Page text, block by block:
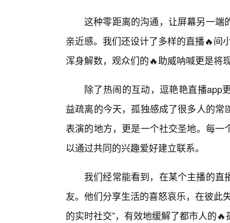
这种零距离的沟通，让屏幕另一端
亲近感。我们还设计了多样的直播🔥间
浑身解数，观众们的🔥助威呐喊更是将
除了热闹的互动，逗艳艳直播app
益疏离的今天，孤独感成了很多人的
表演的地方，更是一个社交圣地。每
以通过共同的兴趣爱好建立联系。
我们经常能看到，在某个主播的
友。他们分享生活的喜怒哀乐，在彼此
的实时社交”，有效地缓解了都市人的